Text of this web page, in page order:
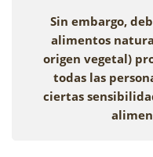
Sin embargo,
alimentos
origen vegetal)
todas las
ciertas